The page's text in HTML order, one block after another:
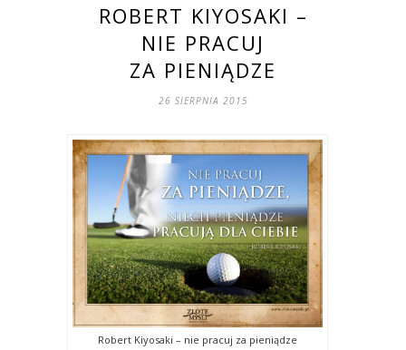
ROBERT KIYOSAKI –
NIE PRACUJ
ZA PIENIĄDZE
26 SIERPNIA 2015
Robert Kiyosaki – nie pracuj za pieniądze